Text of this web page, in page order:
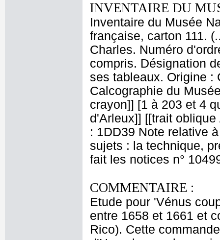
INVENTAIRE DU
Inventaire du Musée
française, carton 111.
Charles. Numéro
compris. Désignation
ses tableaux. Origine :
Calcographie du
crayon]] [1 à 203 et 4
d'Arleux]] [[trait
: 1DD39 Note relative
sujets : la technique,
fait les notices n°
COMMENTAIRE :
Etude pour 'Vénus
entre 1658 et 1661 et
Rico). Cette